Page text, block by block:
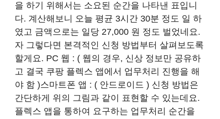
을 하기 위해서는 소요된 순간을 나타낸 표입니
다. 계산해보니 오늘 평균 3시간 30분 정도 일 하
였고 금액으로는 일당 27,000 원 정도 벌었네요.
자 그렇다면 본격적인 신청 방법부터 살펴보도록
할게요. PC 웹 : ( 웹의 경우, 신상 정보만 공유하
고 결국 쿠팡 플렉스 앱에서 업무처리 진행을 해
야 함 )스마트폰 앱 : ( 안드로이드 ) 신청 방법은
간단하게 위의 그림과 같이 표현할 수 있는데요.
플렉스 앱을 통하여 요구하는 업무처리 순간을